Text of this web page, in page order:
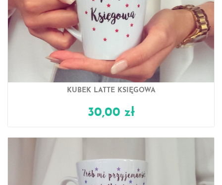
KUBEK LATTE KSIĘGOWA
30,00 zł